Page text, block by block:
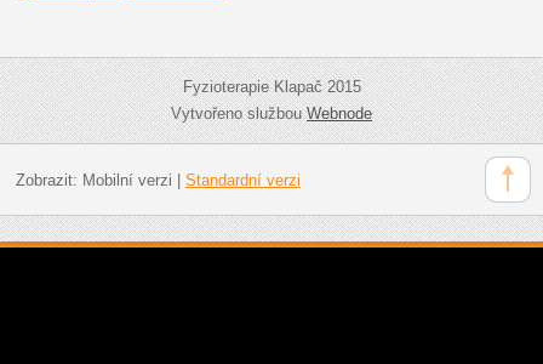
Fyzioterapie Klapač 2015
Vytvořeno službouWebnode
Zobrazit: Mobilní verzi Standardní verzi